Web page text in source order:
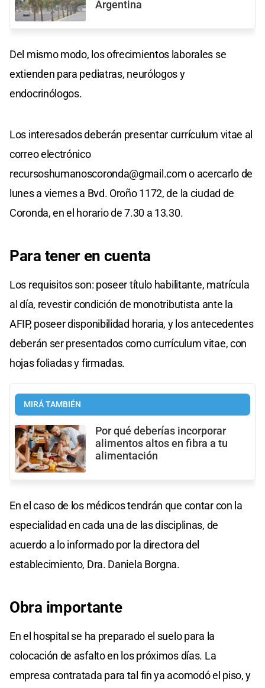
Argentina
Del mismo modo, los ofrecimientos laborales se
extienden para pediatras, neurólogos y
endocrinólogos.
Los interesados deberán presentar currículum vitae al
correo electrónico
recursoshumanoscoronda@gmail.como acercarlo de
lunes a viernes a Bvd. Oroño 1172, de la ciudad de
Coronda, en el horario de 7.30 a 13.30.
Para tener en cuenta
Los requisitos son: poseer título habilitante, matrícula
al día, revestir condición de monotributista ante la
AFIP, poseer disponibilidad horaria, y los antecedentes
deberán ser presentados como currículum vitae, con
hojas foliadas y firmadas.
MIRÁ TAMBIÉN
Por qué deberías incorporar
alimentos altos en fibra a tu
alimentación
En el caso de los médicos tendrán que contar con la
especialidad en cada una de las disciplinas, de
acuerdo a lo informado por la directora del
establecimiento, Dra. Daniela Borgna.
Obra importante
En el hospital se ha preparado el suelo para la
colocación de asfalto en los próximos días. La
empresa contratada para tal fin ya acomodó el piso, y